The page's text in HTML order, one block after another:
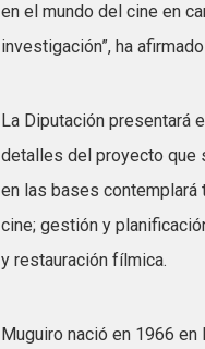
en el mundo del cine en
investigación”, ha
La Diputación presentará
detalles del proyecto que
en las bases contemplará
cine; gestión y
y restauración fílmica.
Muguiro nació en 1966